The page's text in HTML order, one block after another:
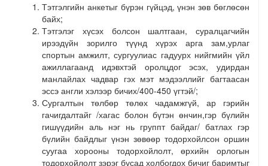
Тэтгэлгийн анкетыг бүрэн гүйцэд, үнэн зөв бөглөсөн
байх;
Тэтгэлэг хүсэх болсон шалтгаан, суралцагчийн
ирээдүйн зорилго түүнд хүрэх арга зам,урлаг
спортын амжилт, сургуулиас гадуурх нийгмийн үйл
ажиллагаанд идэвхтэй оролцдог эсэх, удирдан
манлайлах чадвар гэх мэт мэдээллийг багтаасан
эссэ англи хэлээр бичих/400-450 үгтэй/;
Сургалтын төлбөр төлөх чадамжгүй, ар гэрийн
гачигдалтайг /хагас болон бүтэн өнчин,гэр бүлийн
гишүүдийн аль нэг нь группт байдаг/ батлах гэр
бүлийн байдлыг үнэн зөвөөр тодорхойлсон оршин
суугаа хорооны тодорхойлолт, өрхийн орлогын
тодорхойлолт зэрэг бусад холбогдох бичиг баримтыг